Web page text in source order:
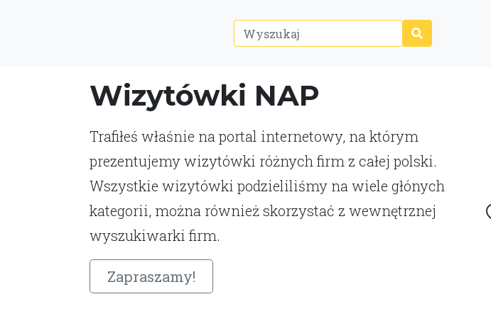
Wizytówki NAP
Trafiłeś właśnie na portal internetowy, na którym
prezentujemy wizytówki różnych firm z całej polski.
Wszystkie wizytówki podzieliliśmy na wiele głónych
kategorii, można również skorzystać z wewnętrznej
wyszukiwarki firm.
Zapraszamy!